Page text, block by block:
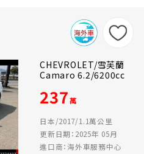
CHEVROLET/雪芙蘭
Camaro 6.2/6200cc
237萬
日本/2017/1.1萬公里
更新日期：2025年 05月
進口商：海外車服務中心